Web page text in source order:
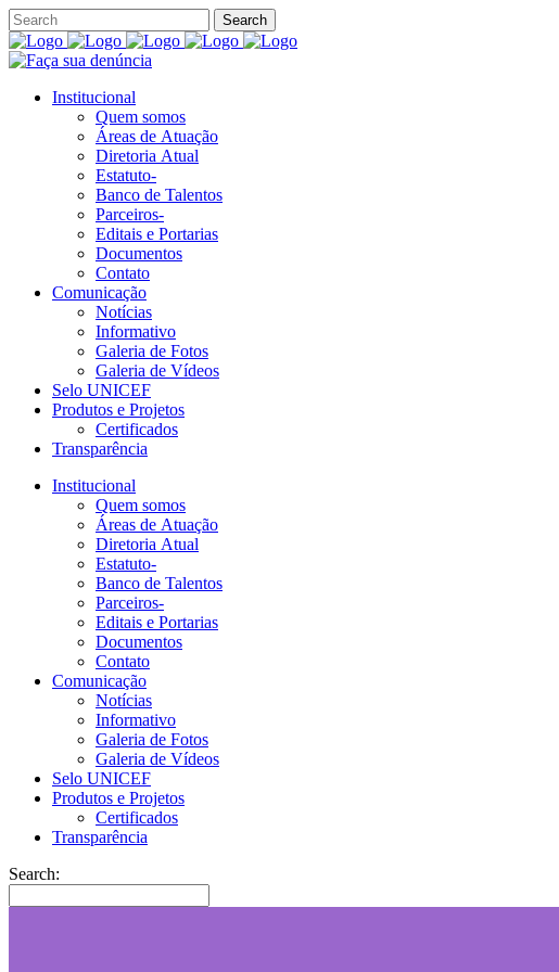
Institucional
Quem somos
Áreas de Atuação
Diretoria Atual
Estatuto-
Banco de Talentos
Parceiros-
Editais e Portarias
Documentos
Contato
Comunicação
Notícias
Informativo
Galeria de Fotos
Galeria de Vídeos
Selo UNICEF
Produtos e Projetos
Certificados
Transparência
Institucional
Quem somos
Áreas de Atuação
Diretoria Atual
Estatuto-
Banco de Talentos
Parceiros-
Editais e Portarias
Documentos
Contato
Comunicação
Notícias
Informativo
Galeria de Fotos
Galeria de Vídeos
Selo UNICEF
Produtos e Projetos
Certificados
Transparência
Search: